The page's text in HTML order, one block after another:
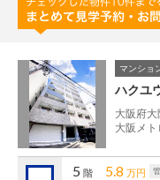
支店一覧
SEIWAの管理
お友達紹介特典
管理建物一覧
マンショ
ハクユ
大阪府
大阪メ
5 階 5.8 万円